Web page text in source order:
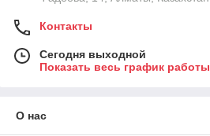
Контакты
Сегодня выходной
Показать весь график работы
О нас